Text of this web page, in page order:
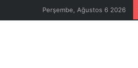
Perşembe, Ağustos 6 2026